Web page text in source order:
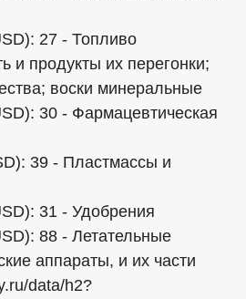
27 - Топливо
и продукты их перегонки;
воски минеральные
30 - Фармацевтическая
39 - Пластмассы и
31 - Удобрения
88 - Летательные
аппараты, и их части
data/h2?